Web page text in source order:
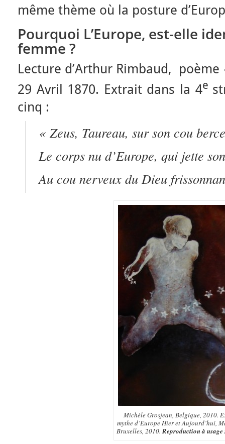
même thème où la posture
Pourquoi L’Europe, est-elle
femme ?
Lecture d’Arthur Rimbaud, poème
29 Avril 1870. Extrait dans la 4e
cinq :
« Zeus, Taureau, sur son cou
Le corps nu d’Europe, qui jette
Au cou nerveux du Dieu
Michèle Grosjean, Belgique, 2010.
mythe d’Europe Hier et Aujourd’hui,
Bruxelles, 2010.Reproduction à